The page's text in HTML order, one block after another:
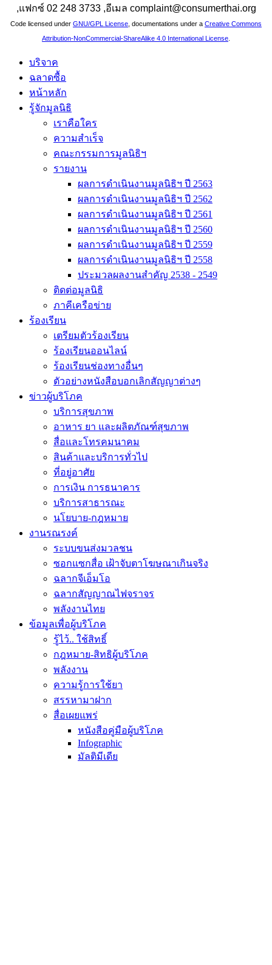
,แฟกซ์ 02 248 3733 ,อีเมล complaint@consumerthai.org
Code licensed under GNU/GPL License, documentations under a Creative Commons
Attribution-NonCommercial-ShareAlike 4.0 International License.
บริจาค
ฉลาดซื้อ
หน้าหลัก
รู้จักมูลนิธิ
เราคือใคร
ความสำเร็จ
คณะกรรมการมูลนิธิฯ
รายงาน
ผลการดำเนินงานมูลนิธิฯ ปี 2563
ผลการดำเนินงานมูลนิธิฯ ปี 2562
ผลการดำเนินงานมูลนิธิฯ ปี 2561
ผลการดำเนินงานมูลนิธิฯ ปี 2560
ผลการดำเนินงานมูลนิธิฯ ปี 2559
ผลการดำเนินงานมูลนิธิฯ ปี 2558
ประมวลผลงานสำคัญ 2538 - 2549
ติดต่อมูลนิธิ
ภาคีเครือข่าย
ร้องเรียน
เตรียมตัวร้องเรียน
ร้องเรียนออนไลน์
ร้องเรียนช่องทางอื่นๆ
ตัวอย่างหนังสือบอกเลิกสัญญาต่างๆ
ข่าวผู้บริโภค
บริการสุขภาพ
อาหาร ยา และผลิตภัณฑ์สุขภาพ
สื่อและโทรคมนาคม
สินค้าและบริการทั่วไป
ที่อยู่อาศัย
การเงิน การธนาคาร
บริการสาธารณะ
นโยบาย-กฎหมาย
งานรณรงค์
ระบบขนส่งมวลชน
ซอกแซกสื่อ เฝ้าจับตาโฆษณาเกินจริง
ฉลากจีเอ็มโอ
ฉลากสัญญาณไฟจราจร
พลังงานไทย
ข้อมูลเพื่อผู้บริโภค
รู้ไว้.. ใช้สิทธิ์
กฎหมาย-สิทธิผู้บริโภค
พลังงาน
ความรู้การใช้ยา
สรรหามาฝาก
สื่อเผยแพร่
หนังสือคู่มือผู้บริโภค
Infographic
มัลติมีเดีย